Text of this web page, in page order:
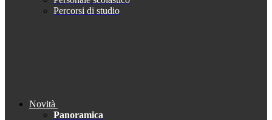
Percorsi di studio
Novità
Panoramica